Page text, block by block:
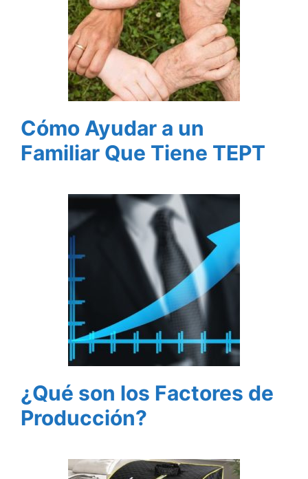
Cómo Ayudar a un
Familiar Que Tiene TEPT
¿Qué son los Factores de
Producción?